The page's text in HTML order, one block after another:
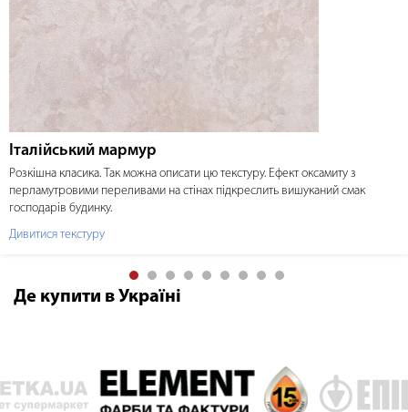
Італійський мармур
Розкішна класика. Так можна описати цю текстуру. Ефект оксамиту з
перламутровими переливами на стінах підкреслить вишуканий смак
господарів будинку.
Дивитися текстуру
Де купити в Україні